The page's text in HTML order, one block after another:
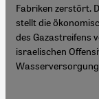
Fabriken zerstört.
stellt die
des Gazastreifens
israelischen